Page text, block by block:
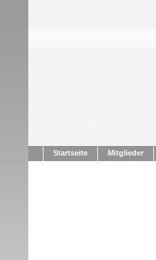
Startseite Mitglieder